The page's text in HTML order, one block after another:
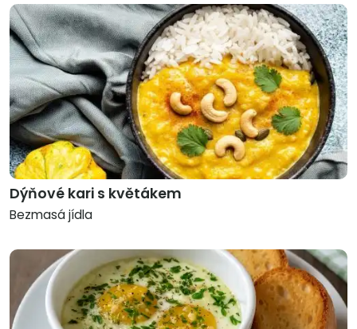
Dýňové kari s květákem
Bezmasá jídla